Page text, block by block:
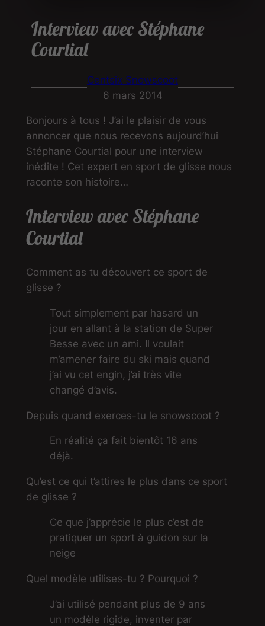
Interview avec Stéphane
Courtial
Centsix Snowscoot
6 mars 2014
Bonjours à tous ! J’ai le plaisir de vous
annoncer que nous recevons aujourd’hui
Stéphane Courtial pour une interview
inédite ! Cet expert en sport de glisse nous
raconte son histoire…
Interview avec Stéphane
Courtial
Comment as tu découvert ce sport de
glisse ?
Tout simplement par hasard un
jour en allant à la station de Super
Besse avec un ami. Il voulait
m’amener faire du ski mais quand
j’ai vu cet engin, j’ai très vite
changé d’avis.
Depuis quand exerces-tu le snowscoot ?
En réalité ça fait bientôt 16 ans
déjà.
Qu’est ce qui t’attires le plus dans ce sport
de glisse ?
Ce que j’apprécie le plus c’est de
pratiquer un sport à guidon sur la
neige
Quel modèle utilises-tu ? Pourquoi ?
J’ai utilisé pendant plus de 9 ans
un modèle rigide, inventer par